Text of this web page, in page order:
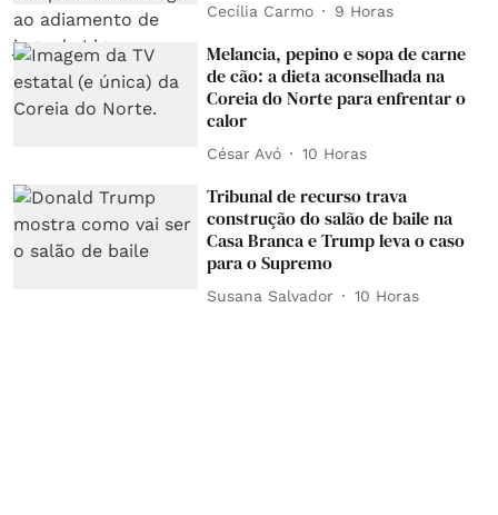
Cecília Carmo 9 Horas
Melancia, pepino e sopa de carne
de cão: a dieta aconselhada na
Coreia do Norte para enfrentar o
calor
César Avó 10 Horas
Tribunal de recurso trava
construção do salão de baile na
Casa Branca e Trump leva o caso
para o Supremo
Susana Salvador 10 Horas